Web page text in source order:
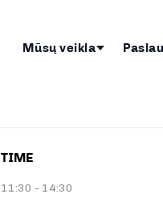
Mūsų veikla
TIME
11:30 - 14:30